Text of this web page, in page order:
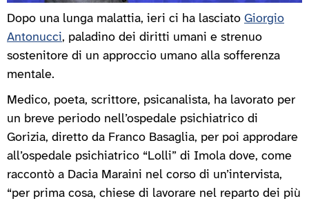
Dopo una lunga malattia, ieri ci ha lasciato Giorgio
Antonucci, paladino dei diritti umani e strenuo
sostenitore di un approccio umano alla sofferenza
mentale.
Medico, poeta, scrittore, psicanalista, ha lavorato per
un breve periodo nell’ospedale psichiatrico di
Gorizia, diretto da Franco Basaglia, per poi approdare
all’ospedale psichiatrico “Lolli” di Imola dove, come
raccontò a Dacia Maraini nel corso di un’intervista,
“per prima cosa, chiese di lavorare nel reparto dei più